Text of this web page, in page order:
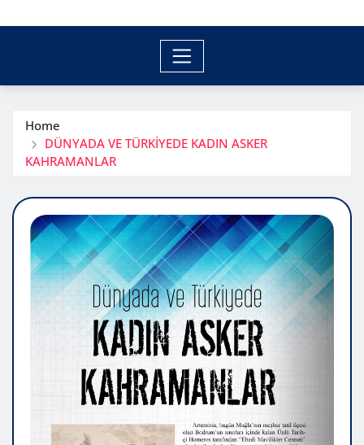
Home
DÜNYADA VE TÜRKİYEDE KADIN ASKER
KAHRAMANLAR